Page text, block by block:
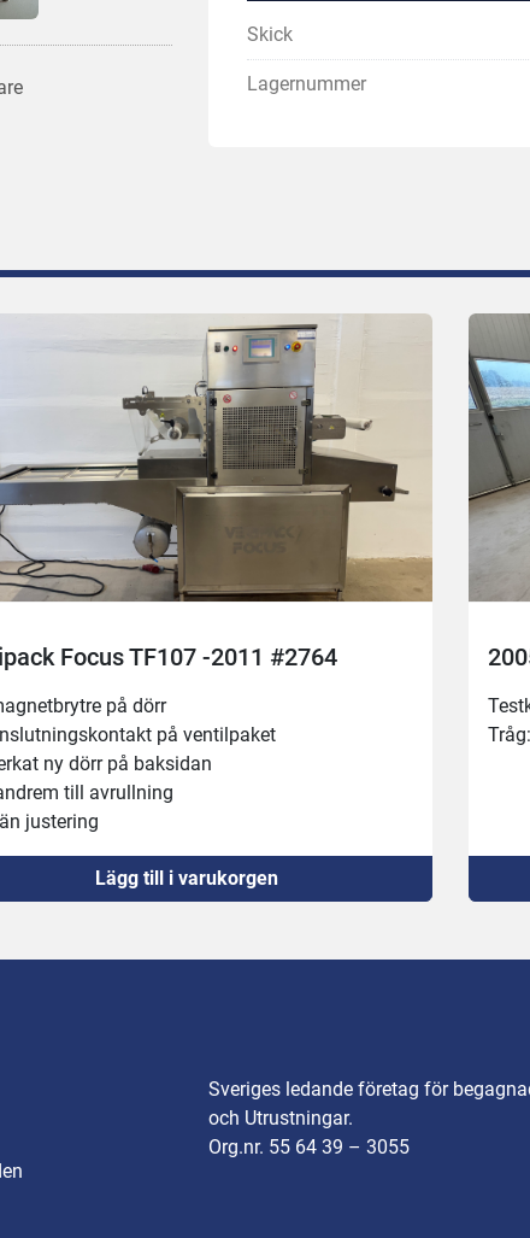
Skick
Lagernummer
Focus TF107 -2011 #2764
på dörr
på ventilpaket
ny dörr på baksidan
till avrullning
justering
u.a.
utan vac-pump
170x270
Lägg till i varukorgen
Sveriges ledande företag för
och Utrustningar.
Org.nr. 55 64 39 – 3055